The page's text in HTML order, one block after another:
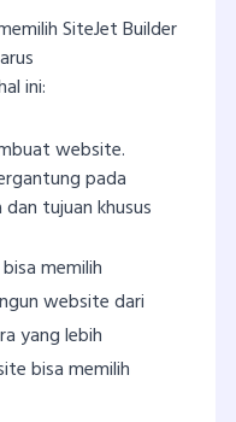
SiteJet Builder
ini:
website.
pada
tujuan khusus
memilih
website dari
yang lebih
bisa memilih